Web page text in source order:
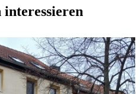
interessieren